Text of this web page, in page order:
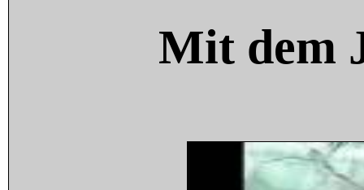
Mit dem